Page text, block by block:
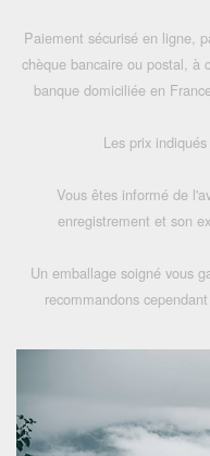
Paiement sécurisé en ligne,
chèque bancaire ou postal, à
banque domiciliée en
Les prix
Vous êtes informé de
enregistrement et son
Un emballage soigné vous
recommandons